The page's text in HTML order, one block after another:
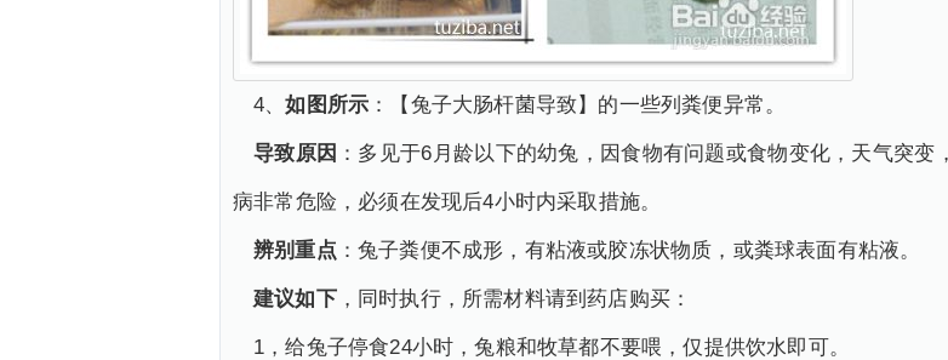
4、如图所示 ：【兔子大肠杆菌导致】的一些列粪便异常。
导致原因 ：多见于6月龄以下的幼兔，因食物有问题或食物变化，天气突
病非常危险，必须在发现后4小时内采取措施。
辨别重点 ：兔子粪便不成形，有粘液或胶冻状物质，或粪球表面有粘液。
建议如下，同时执行，所需材料请到药店购买：
1，给兔子停食24小时，兔粮和牧草都不要喂，仅提供饮水即可。